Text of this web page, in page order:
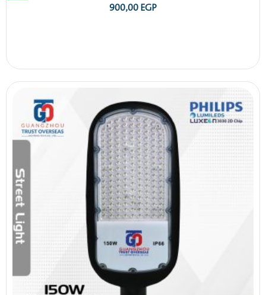
900,00EGP